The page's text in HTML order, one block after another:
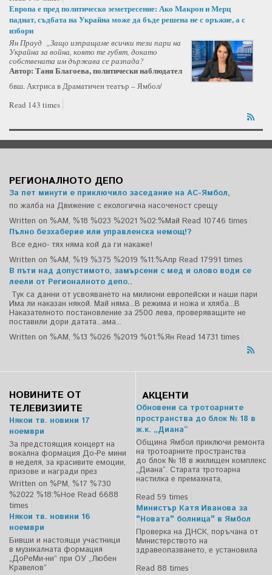
Европа е пред политическо земетресение: Ако Макрон и Мерц
паднат, съдбата на Украйна може да бъде решена не с оръжие, а с
избори
Ян Прауд „Защо изпращаме всички тези пари на
Украйна за война, която те губят, докато
собствената им държава се разпада?
Автор: Таня Благоева, политически наблюдател
бвш. Актриса в Драматичен театър – Ямбол/
Read 143 times
РЕГИОНАЛНОТО ДЕПО
За пет минути е приключило заседание на АС-Ямбол,
по жалба на Движение с екологична насоченост срещу
Written on %AM, %18 %023 %2021 %02:%Май Read 10746 times
Пълно безхаберие или управленска немощ!?
Все едно- тях няма кой да ги накаже!
Written on %AM, %19 %375 %2019 %11:%Апр Read 17991 times
В пъти над допустимото, замърсени с мед и олово води се
леели от Регионалното депо..
Тук са данни от усвояването на милиони европейски и наши пари
Има ли наказан някой. Май няма...В режима и ножа и хляба...В
Наказателното постановление за 2500 лева, проверяващите не
поставили дори датата...ама...
Written on %AM, %13 %026 %2019 %01:%Ян Read 14731 times
НОВИНИТЕ ОТ
ТЕЛЕВИЗИИТЕ
Някои тв. новини 17
ноември
За предстоящия концерт на
вокална формация До-Ре мини
в неделя, за красивите емоции,
призове и награди през
Written on %PM, %17 %730
%2022 %18:%Ное Read 6688
times
Някои тв. новини 16
ноември
Бивши и настоящи участници
в музикалната формация
„ДоРеМи-ни” при ОУ „Любен
Кравелов”
АКЦЕНТИ
Обновени са тротоарните
пространства до блок № 18 в
ж.к. „Диана“
Община Ямбол приключи ремонта
на тротоарните пространства
до блок № 18 в жилищен комплекс
„Диана“. Старата тротоарна
настилка е премахната,
Read 59 times
Министър Катя Иванова за
"Новата" болница" в Ямбол
Проверка на ДНСК, поръчана от
Министерството на
здравеопазването, е установила
Read 88 times